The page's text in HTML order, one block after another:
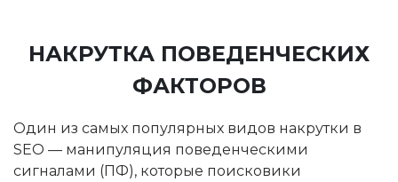
НАКРУТКА ПОВЕДЕНЧЕСКИХ
ФАКТОРОВ
Один из самых популярных видов накрутки в
SEO — манипуляция поведенческими
сигналами (ПФ), которые поисковики